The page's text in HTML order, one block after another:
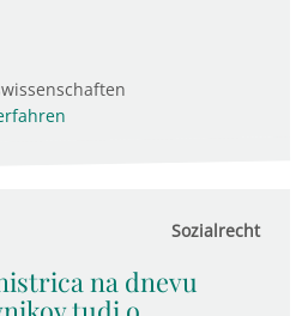
Sozialrecht
na dnevu